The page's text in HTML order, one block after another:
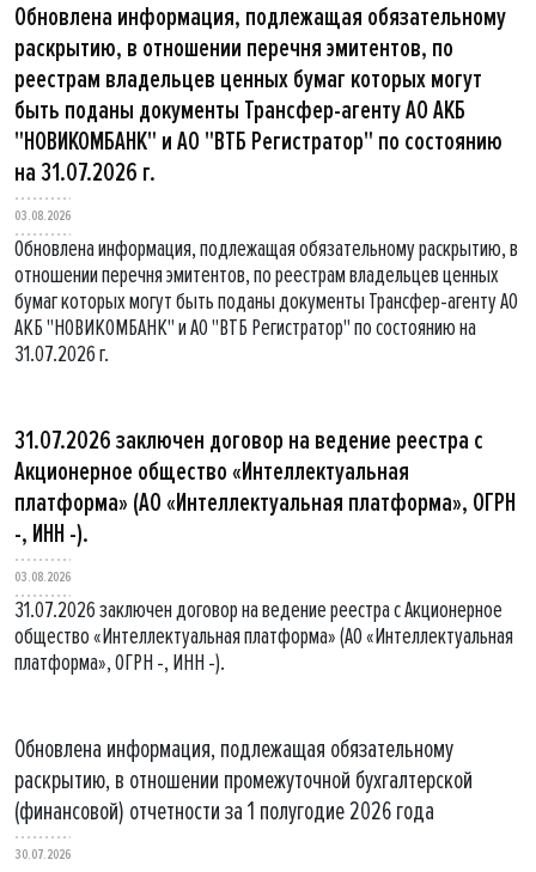
Обновлена информация, подлежащая обязательному
раскрытию, в отношении перечня эмитентов, по
реестрам владельцев ценных бумаг которых могут
быть поданы документы Трансфер-агенту АО АКБ
"НОВИКОМБАНК" и АО "ВТБ Регистратор" по состоянию
на 31.07.2026 г.
03.08.2026
Обновлена информация, подлежащая обязательному раскрытию, в
отношении перечня эмитентов, по реестрам владельцев ценных
бумаг которых могут быть поданы документы Трансфер-агенту АО
АКБ "НОВИКОМБАНК" и АО "ВТБ Регистратор" по состоянию на
31.07.2026 г.
31.07.2026 заключен договор на ведение реестра с
Акционерное общество «Интеллектуальная
платформа» (АО «Интеллектуальная платформа», ОГРН
-, ИНН -).
03.08.2026
31.07.2026 заключен договор на ведение реестра с Акционерное
общество «Интеллектуальная платформа» (АО «Интеллектуальная
платформа», ОГРН -, ИНН -).
Обновлена информация, подлежащая обязательному
раскрытию, в отношении промежуточной бухгалтерской
(финансовой) отчетности за 1 полугодие 2026 года
30.07.2026